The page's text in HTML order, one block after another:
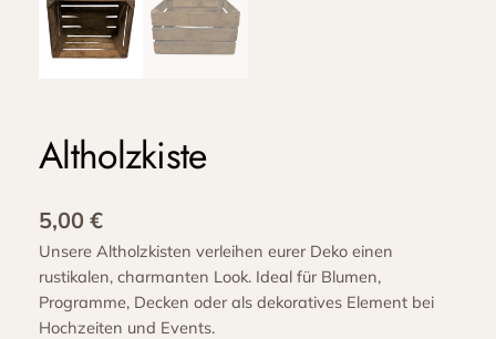
Altholzkiste
5,00 €
Unsere Altholzkisten verleihen eurer Deko einen
rustikalen, charmanten Look. Ideal für Blumen,
Programme, Decken oder als dekoratives Element bei
Hochzeiten und Events.